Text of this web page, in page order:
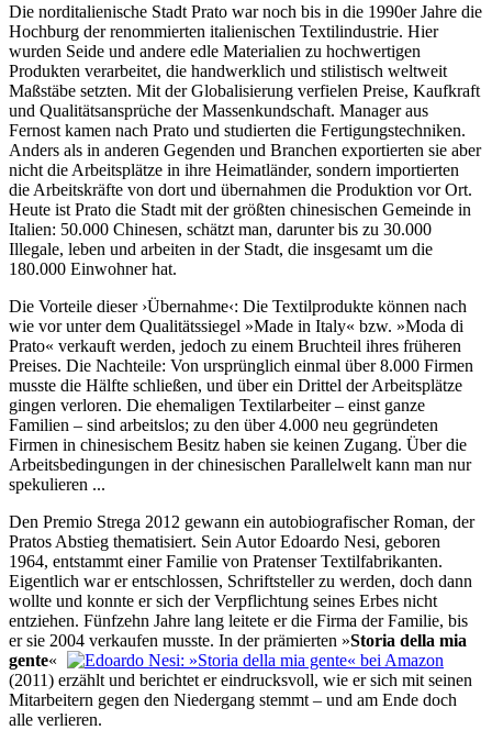
Die norditalienische Stadt Prato war noch bis in die 1990er Jahre die
Hochburg der renommierten italieni­schen Textilindustrie. Hier
wurden Seide und andere edle Materialien zu hoch­wer­tigen
Produkten verar­beitet, die handwerklich und stilistisch weltweit
Maßstäbe setzten. Mit der Glo­ba­li­sie­rung verfielen Preise, Kaufkraft
und Qualitätsansprüche der Massenkundschaft. Manager aus
Fernost kamen nach Prato und stu­dierten die Fertigungstechniken.
Anders als in anderen Gegenden und Bran­chen exportierten sie aber
nicht die Arbeitsplätze in ihre Heimatländer, sondern im­por­tier­ten
die Arbeits­kräfte von dort und übernahmen die Produktion vor Ort.
Heute ist Prato die Stadt mit der größten chinesi­schen Gemeinde in
Italien: 50.000 Chinesen, schätzt man, darunter bis zu 30.000
Illegale, leben und arbeiten in der Stadt, die insgesamt um die
180.000 Einwohner hat.
Die Vorteile dieser ›Übernahme‹: Die Textilprodukte können nach
wie vor unter dem Qualitätssiegel »Made in Italy« bzw. »Moda di
Prato« verkauft werden, jedoch zu einem Bruchteil ihres früheren
Preises. Die Nach­teile: Von ursprünglich einmal über 8.000 Firmen
musste die Hälfte schließen, und über ein Drittel der Ar­beits­plätze
gingen verloren. Die ehemaligen Textilarbeiter – einst ganze
Familien – sind arbeitslos; zu den über 4.000 neu gegründeten
Firmen in chinesischem Besitz haben sie kei­nen Zugang. Über die
Arbeits­bedingungen in der chinesischen Parallelwelt kann man nur
spekulieren ...
Den Premio Strega 2012 gewann ein autobiografischer Roman, der
Pratos Abstieg thematisiert. Sein Autor Edoardo Nesi, geboren
1964, entstammt einer Familie von Pratenser Textilfabrikanten.
Eigentlich war er entschlossen, Schriftsteller zu werden, doch dann
wollte und konnte er sich der Verpflichtung seines Erbes nicht
entziehen. Fünfzehn Jahre lang leitete er die Firma der Familie, bis
er sie 2004 verkaufen musste. In der prämierten »Storia della mia
gente«
(2011) erzählt und berichtet er eindrucksvoll, wie er sich mit seinen
Mitarbeitern gegen den Niedergang stemmt – und am Ende doch
alle verlieren.